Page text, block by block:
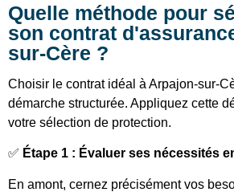
Quelle méthode pour
son contrat
sur-Cère ?
Choisir le contrat idéal à Arpajon-sur-
démarche structurée. Appliquez cette
votre sélection de protection.
✅ Étape 1 : Évaluer ses nécessités
En amont, cernez précisément vos